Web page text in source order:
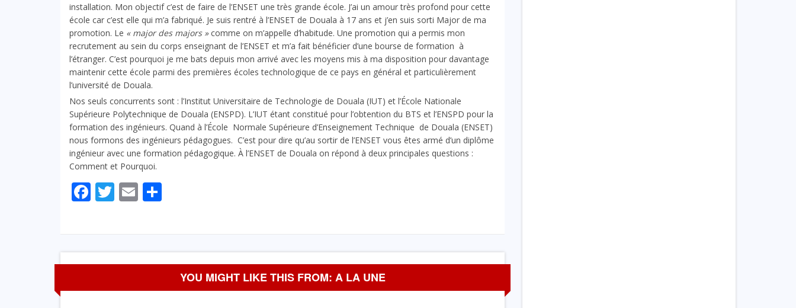
installation. Mon objectif c’est de faire de l’ENSET une très grande école. J’ai un amour très profond pour cette
école car c’est elle qui m’a fabriqué. Je suis rentré à l’ENSET de Douala à 17 ans et j’en suis sorti Major de ma
promotion. Le « major des majors »comme on m’appelle d’habitude. Une promotion qui a permis mon
recrutement au sein du corps enseignant de l’ENSET et m’a fait bénéficier d’une bourse de formation à
l’étranger. C’est pourquoi je me bats depuis mon arrivé avec les moyens mis à ma disposition pour davantage
maintenir cette école parmi des premières écoles technologique de ce pays en général et particulièrement
l’université de Douala.
Nos seuls concurrents sont : l’Institut Universitaire de Technologie de Douala (IUT) et l’École Nationale
Supérieure Polytechnique de Douala (ENSPD). L’IUT étant constitué pour l’obtention du BTS et l’ENSPD pour la
formation des ingénieurs. Quand à l’École Normale Supérieure d’Enseignement Technique de Douala (ENSET)
nous formons des ingénieurs pédagogues. C’est pour dire qu’au sortir de l’ENSET vous êtes armé d’un diplôme
ingénieur avec une formation pédagogique. À l’ENSET de Douala on répond à deux principales questions :
Comment et Pourquoi.
Facebook
Twitter
Email
YOU MIGHT LIKE THIS FROM: A LA UNE